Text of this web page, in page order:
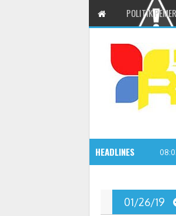
POLITIK
HEADLINES
01/26/19